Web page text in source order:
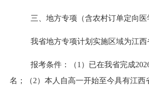
三、地方专项（含农村订单定向医
我省地方专项计划实施区域为江西
报考条件：（1）已在我省完成
名；（2）本人自高一开始至今具有江西